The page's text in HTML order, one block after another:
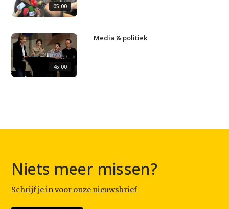
05:00
45:00
Media & politiek
Niets meer missen?
Schrijf je in voor onze nieuwsbrief